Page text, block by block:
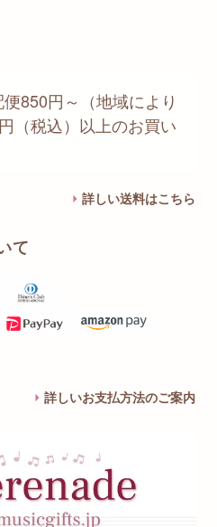
850円～（地域により
（税込）以上のお買い
詳しい送料はこちら
て
詳しいお支払方法のご案内